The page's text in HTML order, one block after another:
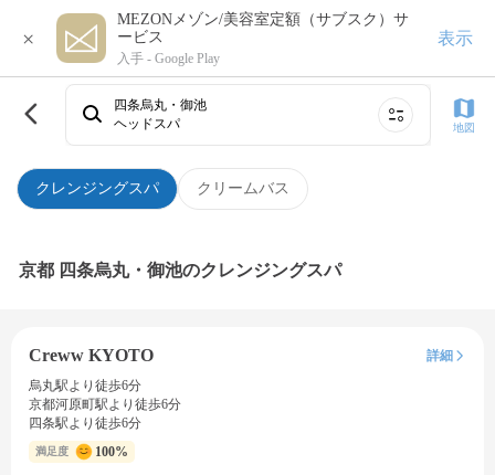
×
MEZONメゾン/美容室定額（サブスク）サ
ービス
入手 - Google Play
表示
クレンジングスパ クリームバス
四条烏丸・御池
ヘッドスパ
地図
京都 四条烏丸・御池のクレンジングスパ
Creww KYOTO
詳細
烏丸駅より徒歩6分
京都河原町駅より徒歩6分
四条駅より徒歩6分
満足度 100%